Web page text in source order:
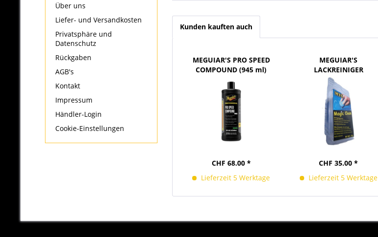
Über uns
Liefer- und Versandkosten
Privatsphäre und
Datenschutz
Rückgaben
AGB's
Kontakt
Impressum
Händler-Login
Cookie-Einstellungen
Kunden kauften auch
MEGUIAR'S PRO SPEED
COMPOUND (945 ml)
CHF 68.00 *
Lieferzeit 5 Werktage
MEGUIAR'S
LACKREINIGER
REINIGUNGSKNETE
BLAU (100g)
CHF 35.00 *
Lieferzeit 5 Werktage